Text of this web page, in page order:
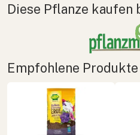
Diese Pflanze kaufen
Empfohlene